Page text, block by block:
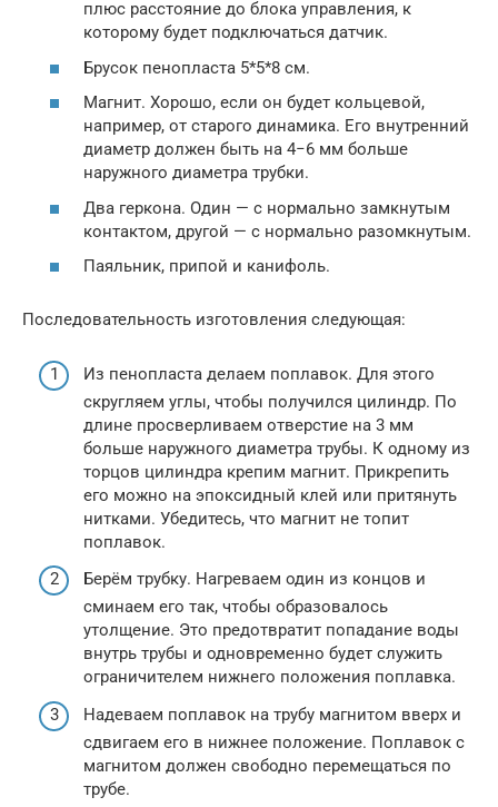
плюс расстояние до блока управления, к
которому будет подключаться датчик.
Брусок пенопласта 5*5*8 см.
Магнит. Хорошо, если он будет кольцевой,
например, от старого динамика. Его внутренний
диаметр должен быть на 4−6 мм больше
наружного диаметра трубки.
Два геркона. Один — с нормально замкнутым
контактом, другой — с нормально разомкнутым.
Паяльник, припой и канифоль.
Последовательность изготовления следующая:
Из пенопласта делаем поплавок. Для этого
скругляем углы, чтобы получился цилиндр. По
длине просверливаем отверстие на 3 мм
больше наружного диаметра трубы. К одному из
торцов цилиндра крепим магнит. Прикрепить
его можно на эпоксидный клей или притянуть
нитками. Убедитесь, что магнит не топит
поплавок.
Берём трубку. Нагреваем один из концов и
сминаем его так, чтобы образовалось
утолщение. Это предотвратит попадание воды
внутрь трубы и одновременно будет служить
ограничителем нижнего положения поплавка.
Надеваем поплавок на трубу магнитом вверх и
сдвигаем его в нижнее положение. Поплавок с
магнитом должен свободно перемещаться по
трубе.